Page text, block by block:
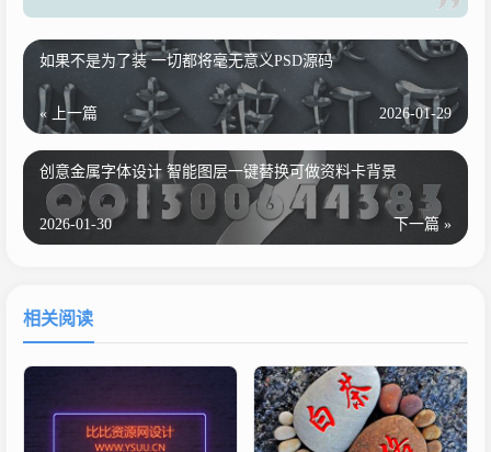
如果不是为了装 一切都将毫无意义PSD源码
« 上一篇 2026-01-29
创意金属字体设计 智能图层一键替换可做资料卡背景
下一篇 »
2026-01-30
相关阅读